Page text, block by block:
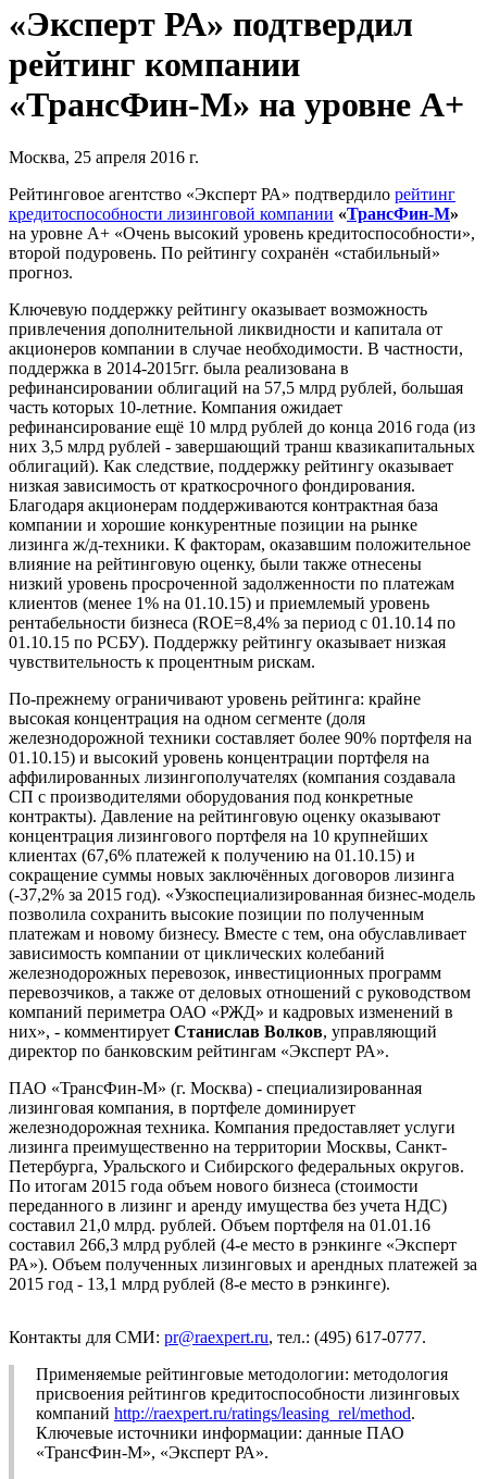
«Эксперт РА» подтвердил
рейтинг компании
«ТрансФин-М» на уровне A+
Москва, 25 апреля 2016 г.
Рейтинговое агентство «Эксперт РА» подтвердило рейтинг
кредитоспособности лизинговой компании «ТрансФин-М»
на уровне А+ «Очень высокий уровень кредитоспособности»,
второй подуровень. По рейтингу сохранён «стабильный»
прогноз.
Ключевую поддержку рейтингу оказывает возможность
привлечения дополнительной ликвидности и капитала от
акционеров компании в случае необходимости. В частности,
поддержка в 2014-2015гг. была реализована в
рефинансировании облигаций на 57,5 млрд рублей, большая
часть которых 10-летние. Компания ожидает
рефинансирование ещё 10 млрд рублей до конца 2016 года (из
них 3,5 млрд рублей - завершающий транш квазикапитальных
облигаций). Как следствие, поддержку рейтингу оказывает
низкая зависимость от краткосрочного фондирования.
Благодаря акционерам поддерживаются контрактная база
компании и хорошие конкурентные позиции на рынке
лизинга ж/д-техники. К факторам, оказавшим положительное
влияние на рейтинговую оценку, были также отнесены
низкий уровень просроченной задолженности по платежам
клиентов (менее 1% на 01.10.15) и приемлемый уровень
рентабельности бизнеса (ROE=8,4% за период с 01.10.14 по
01.10.15 по РСБУ). Поддержку рейтингу оказывает низкая
чувствительность к процентным рискам.
По-прежнему ограничивают уровень рейтинга: крайне
высокая концентрация на одном сегменте (доля
железнодорожной техники составляет более 90% портфеля на
01.10.15) и высокий уровень концентрации портфеля на
аффилированных лизингополучателях (компания создавала
СП с производителями оборудования под конкретные
контракты). Давление на рейтинговую оценку оказывают
концентрация лизингового портфеля на 10 крупнейших
клиентах (67,6% платежей к получению на 01.10.15) и
сокращение суммы новых заключённых договоров лизинга
(-37,2% за 2015 год). «Узкоспециализированная бизнес-модель
позволила сохранить высокие позиции по полученным
платежам и новому бизнесу. Вместе с тем, она обуславливает
зависимость компании от циклических колебаний
железнодорожных перевозок, инвестиционных программ
перевозчиков, а также от деловых отношений с руководством
компаний периметра ОАО «РЖД» и кадровых изменений в
них», - комментирует Станислав Волков, управляющий
директор по банковским рейтингам «Эксперт РА».
ПАО «ТрансФин-М» (г. Москва) - специализированная
лизинговая компания, в портфеле доминирует
железнодорожная техника. Компания предоставляет услуги
лизинга преимущественно на территории Москвы, Санкт-
Петербурга, Уральского и Сибирского федеральных округов.
По итогам 2015 года объем нового бизнеса (стоимости
переданного в лизинг и аренду имущества без учета НДС)
составил 21,0 млрд. рублей. Объем портфеля на 01.01.16
составил 266,3 млрд рублей (4-е место в рэнкинге «Эксперт
РА»). Объем полученных лизинговых и арендных платежей за
2015 год - 13,1 млрд рублей (8-е место в рэнкинге).
Контакты для СМИ: pr@raexpert.ru, тел.: (495) 617-0777.
Применяемые рейтинговые методологии: методология
присвоения рейтингов кредитоспособности лизинговых
компаний http://raexpert.ru/ratings/leasing_rel/method.
Ключевые источники информации: данные ПАО
«ТрансФин-М», «Эксперт РА».